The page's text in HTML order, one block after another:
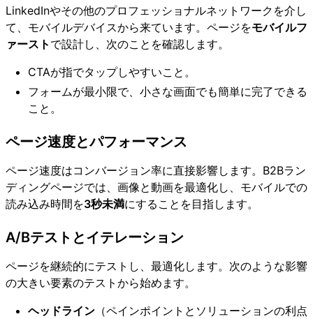
LinkedInやその他のプロフェッショナルネットワークを介し
て、モバイルデバイスから来ています。ページをモバイルフ
ァースト で設計し、次のことを確認します。
CTAが指でタップしやすいこと。
フォームが最小限で、小さな画面でも簡単に完了できる
こと。
ページ速度とパフォーマンス
ページ速度はコンバージョン率に直接影響します。B2Bラン
ディングページでは、画像と動画を最適化し、モバイルでの
読み込み時間を3秒未満にすることを目指します。
A/Bテストとイテレーション
ページを継続的にテストし、最適化します。次のような影響
の大きい要素のテストから始めます。
ヘッドライン （ペインポイントとソリューションの利点